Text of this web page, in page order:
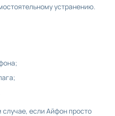
устранению.
случае, если Айфон просто